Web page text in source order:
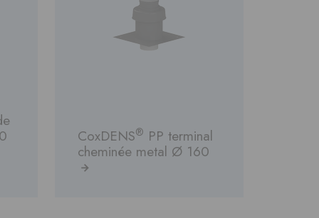
CoxDENS® PP terminal
cheminée metal Ø 160